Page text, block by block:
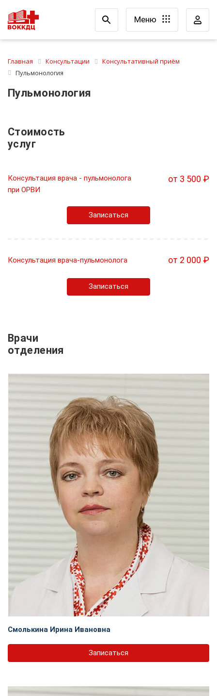
Меню
Главная Консультации
Консультативный приём
Пульмонология
Пульмонология
Стоимость
услуг
Консультация врача - пульмонолога
при ОРВИ
от 3 500 ₽
Записаться
Консультация врача-пульмонолога от 2 000 ₽
Записаться
Врачи
отделения
Смолькина Ирина Ивановна
Записаться